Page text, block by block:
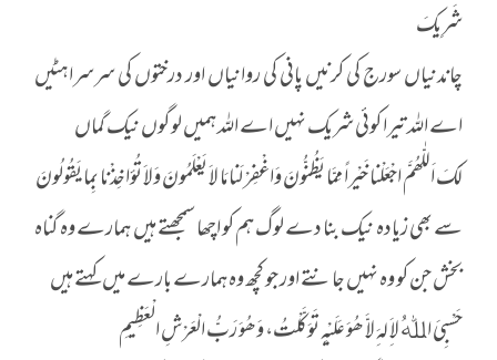
شَرِیکَ
چاندنیاں سورج کی کرنیں پانی کی روانیاں اور درختوں کی سرسراہٹیں
اے اللہ تیرا کوئی شریک نہیں اے اللہ ہمیں لوگوں نیک گماں
لَکَ اَللّٰھُمَّ اجْعَلْنا خَیْراً مِمَّا یَظُنُّونَ وَاغْفِرْ لَنا مَا لاَ یَعْلَمُونَ وَلاَ تُؤاخِذْنا بِما یَقُولُونَ
سے بھی زیادہ نیک بنا دے لوگ ہم کو اچھا سمجھتے ہیں ہمارے وہ گناہ
بخش جن کو وہ نہیں جانتے اور جو کچھ وہ ہمارے بارے میں کہتے ہیں
حَسْبِیَ اﷲُ لاَ ِلہَ ِلاَّ ھُوَ عَلَیْہِ تَوَکَّلْتُ، وَھُوَ رَبُّ الْعَرْشِ الْعَظِیمِ